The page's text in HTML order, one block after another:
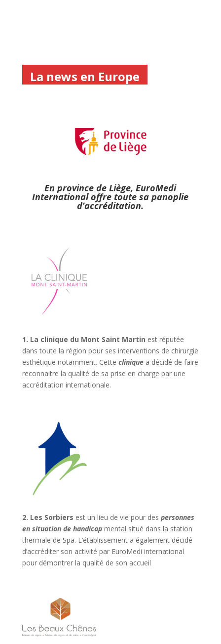
La news en Europe
En province de Liège, EuroMedi
International offre toute sa panoplie
d’accréditation.
1. La clinique du Mont Saint Martin est réputée
dans toute la région pour ses interventions de chirurgie
esthétique notamment. Cette clinique a décidé de faire
reconnaitre la qualité de sa prise en charge par une
accréditation internationale.
2. Les Sorbiers est un lieu de vie pour des personnes
en situation de handicapmental situé dans la station
thermale de Spa. L’établissement a également décidé
d’accréditer son activité par EuroMedi international
pour démontrer la qualité de son accueil